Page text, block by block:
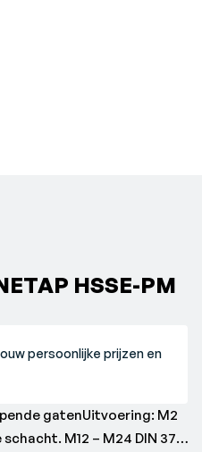
HSSE-PM
persoonlijke prijzen en
gatenUitvoering: M2
M24 DIN 376